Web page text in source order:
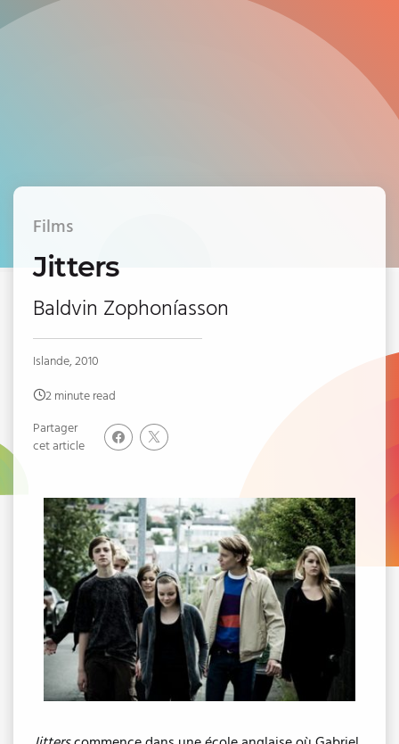
Films
Jitters
Baldvin Zophoníasson
Islande, 2010
2 minute read
Partager
cet article